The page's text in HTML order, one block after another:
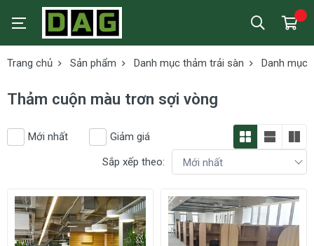
Trang chủ Sản phẩm Danh mục thảm trải sàn Danh mục
Thảm cuộn màu trơn sợi vòng
Mới nhất
Giảm giá
Sắp xếp theo: